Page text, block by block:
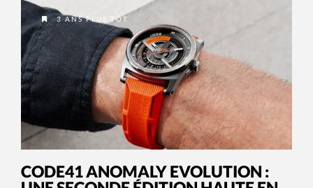
3 ANS PLUS TÔT
CODE41 ANOMALY EVOLUTION :